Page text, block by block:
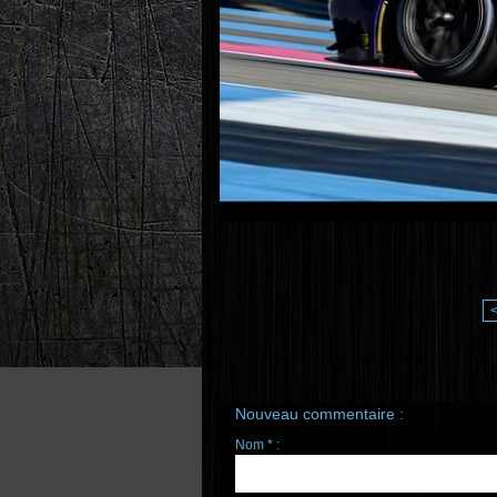
<
Nouveau commentaire :
Nom * :